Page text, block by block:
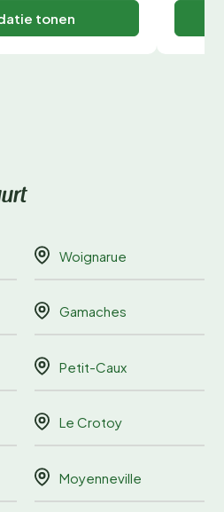
tonen
Woignarue
Gamaches
Petit-Caux
Le Crotoy
Moyenneville